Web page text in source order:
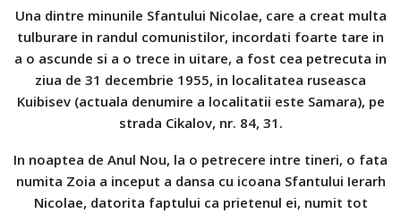
Una dintre minunile Sfantului Nicolae, care a creat multa
tulburare in randul comunistilor, incordati foarte tare in
a o ascunde si a o trece in uitare, a fost cea petrecuta in
ziua de 31 decembrie 1955, in localitatea ruseasca
Kuibisev (actuala denumire a localitatii este Samara), pe
strada Cikalov, nr. 84, 31.
In noaptea de Anul Nou, la o petrecere intre tineri, o fata
numita Zoia a inceput a dansa cu icoana Sfantului Ierarh
Nicolae, datorita faptului ca prietenul ei, numit tot